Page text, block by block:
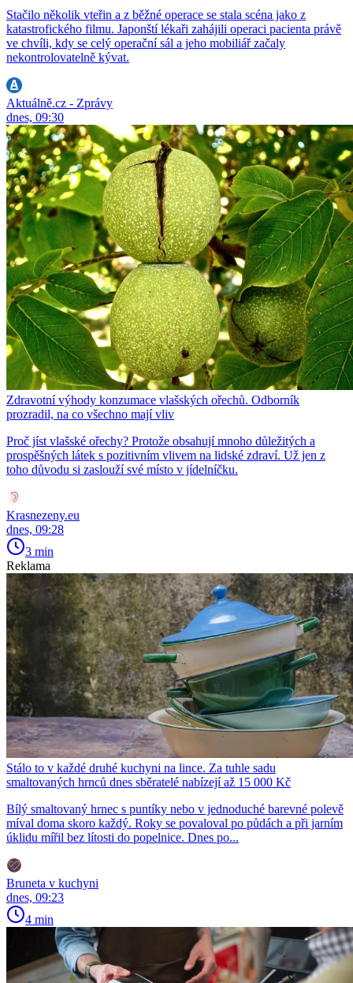
Stačilo několik vteřin a z běžné operace se stala scéna jako z
katastrofického filmu. Japonští lékaři zahájili operaci pacienta právě
ve chvíli, kdy se celý operační sál a jeho mobiliář začaly
nekontrolovatelně kývat.
Aktuálně.cz - Zprávy
dnes, 09:30
Zdravotní výhody konzumace vlašských ořechů. Odborník
prozradil, na co všechno mají vliv
Proč jíst vlašské ořechy? Protože obsahují mnoho důležitých a
prospěšných látek s pozitivním vlivem na lidské zdraví. Už jen z
toho důvodu si zaslouží své místo v jídelníčku.
Krasnezeny.eu
dnes, 09:28
3 min
Reklama
Stálo to v každé druhé kuchyni na lince. Za tuhle sadu
smaltovaných hrnců dnes sběratelé nabízejí až 15 000 Kč
Bílý smaltovaný hrnec s puntíky nebo v jednoduché barevné polevě
míval doma skoro každý. Roky se povaloval po půdách a při jarním
úklidu mířil bez lítosti do popelnice. Dnes po...
Bruneta v kuchyni
dnes, 09:23
4 min